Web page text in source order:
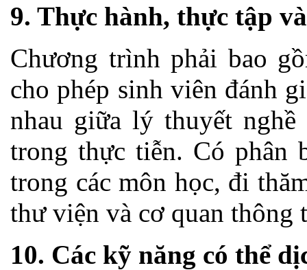
9. Thực hành, thực tập
Chương trình phải bao
cho phép sinh viên đánh
nhau giữa lý thuyết
trong thực tiễn. Có phân
trong các môn học, đi
thư viện và cơ quan thông
10. Các kỹ năng có thể